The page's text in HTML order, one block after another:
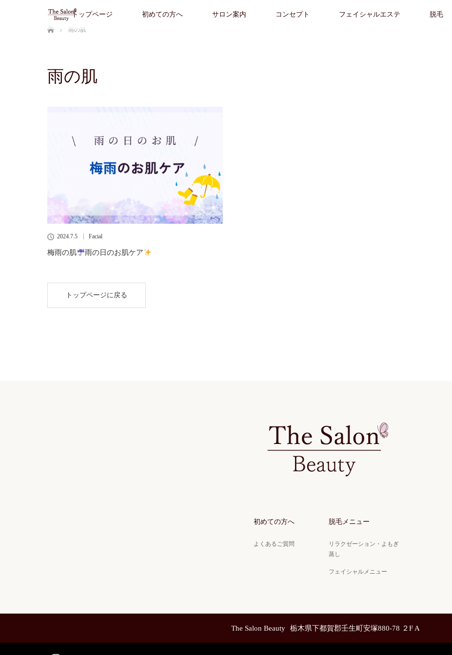
トップページ 初めての方へ サロン案内 コンセプト フェイシャルエステ 脱毛
ホーム
雨の肌
雨の肌
2024.7.5 Facial
梅雨の肌 雨の日のお肌ケア
トップページに戻る
初めての方へ
よくあるご質問
脱毛メニュー
リラクゼーション・よもぎ
蒸し
フェイシャルメニュー
The Salon Beauty 栃木県下都賀郡壬生町安塚880-78 ２F A